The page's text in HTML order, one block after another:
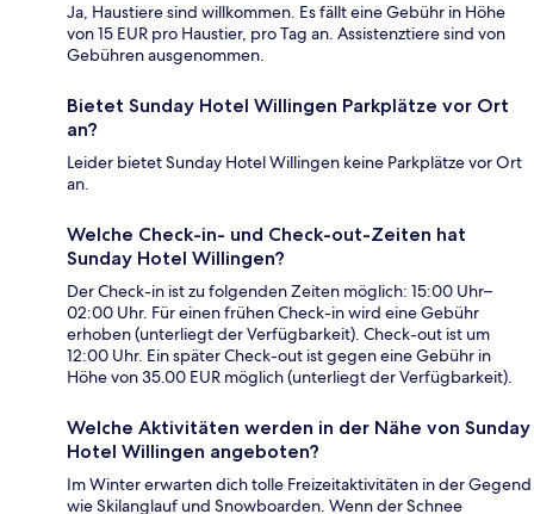
Ja, Haustiere sind willkommen. Es fällt eine Gebühr in Höhe
von 15 EUR pro Haustier, pro Tag an. Assistenztiere sind von
Gebühren ausgenommen.
Bietet Sunday Hotel Willingen Parkplätze vor Ort
an?
Leider bietet Sunday Hotel Willingen keine Parkplätze vor Ort
an.
Welche Check-in- und Check-out-Zeiten hat
Sunday Hotel Willingen?
Der Check-in ist zu folgenden Zeiten möglich: 15:00 Uhr–
02:00 Uhr. Für einen frühen Check-in wird eine Gebühr
erhoben (unterliegt der Verfügbarkeit). Check-out ist um
12:00 Uhr. Ein später Check-out ist gegen eine Gebühr in
Höhe von 35.00 EUR möglich (unterliegt der Verfügbarkeit).
Welche Aktivitäten werden in der Nähe von Sunday
Hotel Willingen angeboten?
Im Winter erwarten dich tolle Freizeitaktivitäten in der Gegend
wie Skilanglauf und Snowboarden. Wenn der Schnee